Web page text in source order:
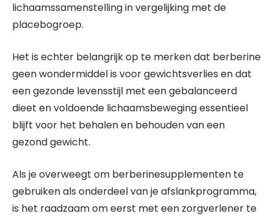
lichaamssamenstelling in vergelijking met de
placebogroep.
Het is echter belangrijk op te merken dat berberine
geen wondermiddel is voor gewichtsverlies en dat
een gezonde levensstijl met een gebalanceerd
dieet en voldoende lichaamsbeweging essentieel
blijft voor het behalen en behouden van een
gezond gewicht.
Als je overweegt om berberinesupplementen te
gebruiken als onderdeel van je afslankprogramma,
is het raadzaam om eerst met een zorgverlener te